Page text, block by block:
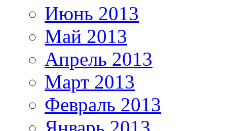
Июнь 2013
Май 2013
Апрель 2013
Март 2013
Февраль 2013